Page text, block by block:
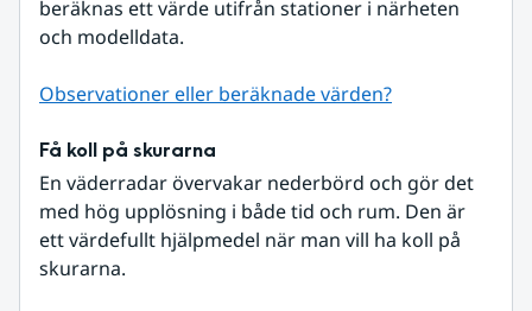
beräknas ett värde utifrån stationer i närheten
och modelldata.
Observationer eller beräknade värden?
Få koll på skurarna
En väderradar övervakar nederbörd och gör det
med hög upplösning i både tid och rum. Den är
ett värdefullt hjälpmedel när man vill ha koll på
skurarna.